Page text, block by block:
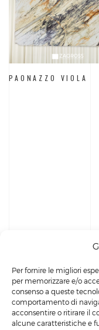
Per fornire le migliori
per memorizzare e/o
consenso a queste
comportamento di
acconsentire o ritirare il
alcune caratteristiche e
PAONAZZO VIOLA